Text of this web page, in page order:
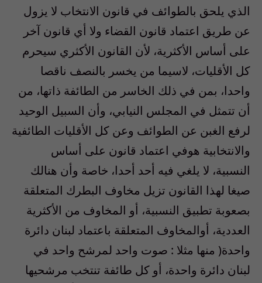
الذي يلحق بالطوائف في قانون الانتخاب لا يزول
عن طريق اعتماد قانون القضاء ولا أي قانون آخر
على أساس الأكثرية، لأن القانون الأكثري سيحرم
كل الأقليات، لاسيما من يخسر بالنصف ناقصا
واحدا، بمن في ذلك الخاسر من الطائفة ذاتها، من
أن تتمثل في المجلس النيابي، وأن السبيل الوحيد
لرفع الغبن عن الطوائف وعن كل الأقليات الطائفية
والانتخابية هوفي اعتماد قانون على أساس
النسبية، لا يلغي فيه أحد أحدا، خاصة وأن هنالك
صيغا لهذا القانون تزيل مخاوف البطرك المتعلقة
بصعوبة تطبيق النسبية، أو المخاوف من الأكثرية
العددية، أوالمخاوف المتعلقة باعتماد لبنان دائرة
واحدة( منها مثلا : صوت واحد لمرشح واحد في
لبنان دائرة واحدة، أو كل طائفة تنتخب مرشحيها